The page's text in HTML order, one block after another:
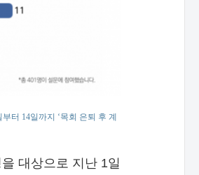
터 14일까지 ‘목회 은퇴 후 계
대상으로 지난 1일